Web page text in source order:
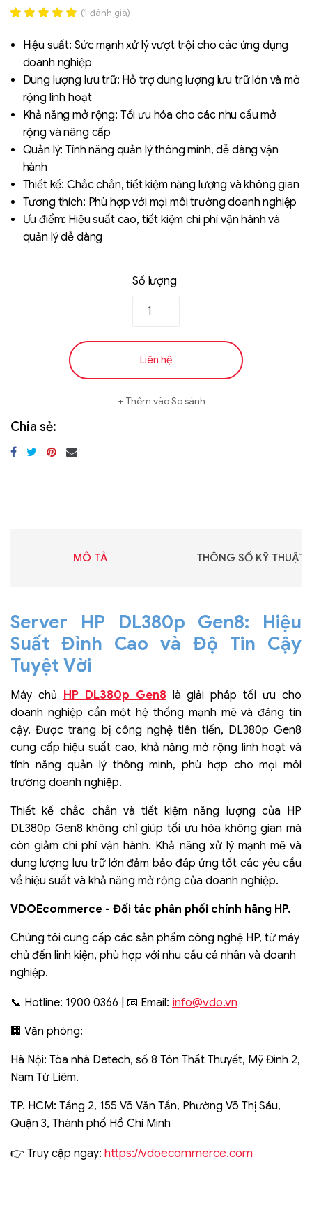
out of 5
based on
đánh giá
(1 đánh giá)
Hiệu suất: Sức mạnh xử lý vượt trội cho các ứng dụng
doanh nghiệp
Dung lượng lưu trữ: Hỗ trợ dung lượng lưu trữ lớn và mở
rộng linh hoạt
Khả năng mở rộng: Tối ưu hóa cho các nhu cầu mở
rộng và nâng cấp
Quản lý: Tính năng quản lý thông minh, dễ dàng vận
hành
Thiết kế: Chắc chắn, tiết kiệm năng lượng và không gian
Tương thích: Phù hợp với mọi môi trường doanh nghiệp
Ưu điểm: Hiệu suất cao, tiết kiệm chi phí vận hành và
quản lý dễ dàng
Số lượng
Liên hệ
Thêm vào So sánh
Chia sẻ:
MÔ TẢ THÔNG SỐ KỸ THUẬT
Server HP DL380p Gen8: Hiệu
Suất Đỉnh Cao và Độ Tin Cậy
Tuyệt Vời
Máy chủ HP DL380p Gen8là giải pháp tối ưu cho
doanh nghiệp cần một hệ thống mạnh mẽ và đáng tin
cậy. Được trang bị công nghệ tiên tiến, DL380p Gen8
cung cấp hiệu suất cao, khả năng mở rộng linh hoạt và
tính năng quản lý thông minh, phù hợp cho mọi môi
trường doanh nghiệp.
Thiết kế chắc chắn và tiết kiệm năng lượng của HP
DL380p Gen8 không chỉ giúp tối ưu hóa không gian mà
còn giảm chi phí vận hành. Khả năng xử lý mạnh mẽ và
dung lượng lưu trữ lớn đảm bảo đáp ứng tốt các yêu cầu
về hiệu suất và khả năng mở rộng của doanh nghiệp.
VDOEcommerce - Đối tác phân phối chính hãng HP.
Chúng tôi cung cấp các sản phẩm công nghệ HP, từ máy
chủ đến linh kiện, phù hợp với nhu cầu cá nhân và doanh
nghiệp.
📞 Hotline: 1900 0366 | 📧 Email: info@vdo.vn
🏢 Văn phòng:
Hà Nội: Tòa nhà Detech, số 8 Tôn Thất Thuyết, Mỹ Đình 2,
Nam Từ Liêm.
TP. HCM: Tầng 2, 155 Võ Văn Tần, Phường Võ Thị Sáu,
Quận 3, Thành phố Hồ Chí Minh
👉 Truy cập ngay: https://vdoecommerce.com
Liên hệ
SK hynix - DRAM
- GDDR - GDDR6